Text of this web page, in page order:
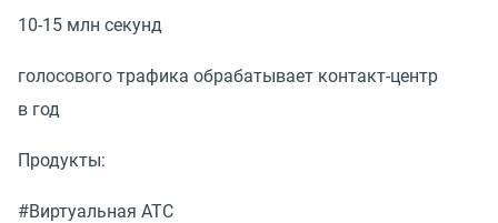
10-15 млн секунд
голосового трафика обрабатывает контакт-центр
в год
Продукты:
#Виртуальная АТС